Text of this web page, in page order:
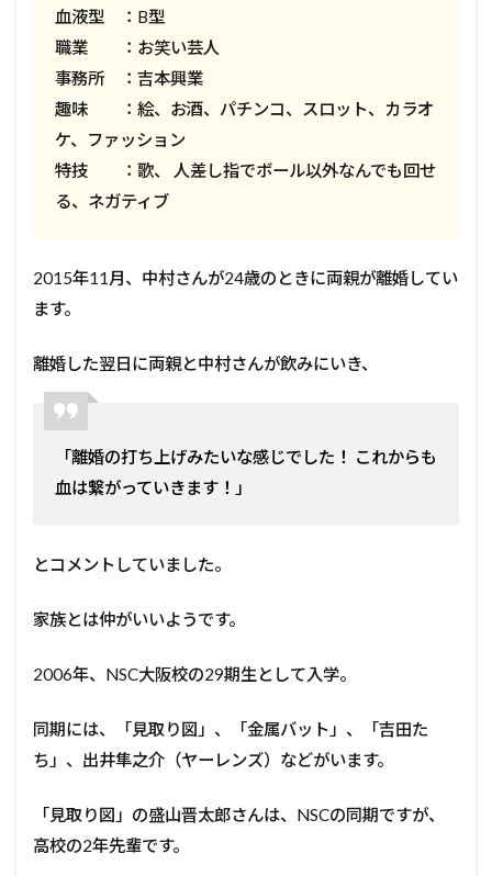
血液型 ：B型
職業 ：お笑い芸人
事務所 ：吉本興業
趣味 ：絵、お酒、パチンコ、スロット、カラオ
ケ、ファッション
特技 ：歌、 人差し指でボール以外なんでも回せ
る、ネガティブ
2015年11月、中村さんが24歳のときに両親が離婚してい
ます。
離婚した翌日に両親と中村さんが飲みにいき、
「離婚の打ち上げみたいな感じでした！ これからも
血は繋がっていきます！」
とコメントしていました。
家族とは仲がいいようです。
2006年、NSC大阪校の29期生として入学。
同期には、「見取り図」、「金属バット」、「吉田た
ち」、出井隼之介（ヤーレンズ）などがいます。
「見取り図」の盛山晋太郎さんは、NSCの同期ですが、
高校の2年先輩です。